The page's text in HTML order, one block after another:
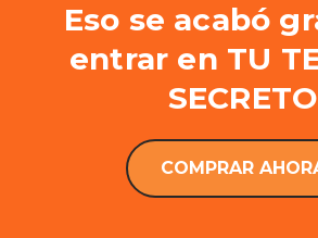
Eso se acabó
entrar en TU
SECRETO
COMPRAR